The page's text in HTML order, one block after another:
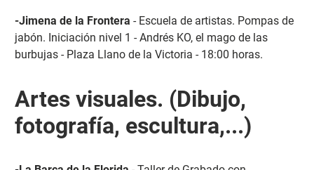
-Jimena de la Frontera - Escuela de artistas. Pompas de
jabón. Iniciación nivel 1 - Andrés KO, el mago de las
burbujas - Plaza Llano de la Victoria - 18:00 horas.
Artes visuales. (Dibujo,
fotografía, escultura,...)